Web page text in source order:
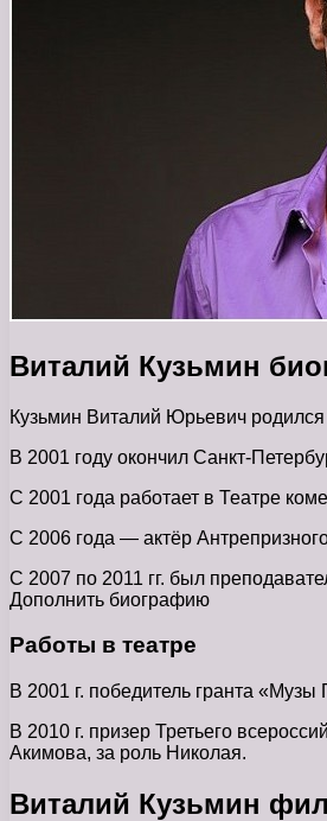
Виталий Кузьмин
Кузьмин Виталий Юрьевич
В 2001 году окончил Санкт-
С 2001 года работает в Театре
С 2006 года — актёр
С 2007 по 2011 гг. был
Дополнить биографию
Работы в театре
В 2001 г. победитель гранта
В 2010 г. призер Третьего
Акимова, за роль Николая.
Виталий Кузьмин